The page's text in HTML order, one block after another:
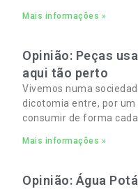
Mais informações »
Opinião: Peças
aqui tão perto
Vivemos numa
dicotomia entre, por um
consumir de forma
e familiares cada vez
Mais informações »
Opinião: Água